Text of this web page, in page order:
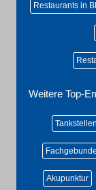
Restaurants in
Weitere Top-
Tankstellen
Akupunktur